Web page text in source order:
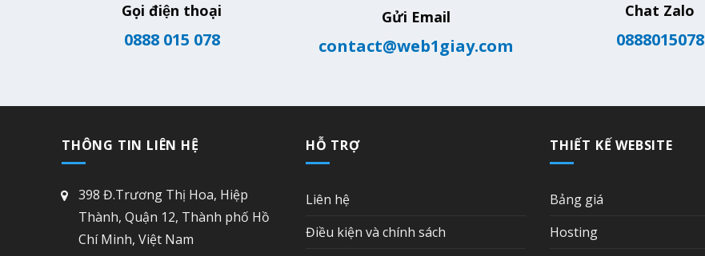
Gọi điện thoại
0888 015 078
Gửi Email
contact@web1giay.com
Chat Zalo
0888015078
THÔNG TIN LIÊN HỆ
398 Đ.Trương Thị Hoa, Hiệp
Thành, Quận 12, Thành phố Hồ
Chí Minh, Việt Nam
HỖ TRỢ
Liên hệ
Điều kiện và chính sách
THIẾT KẾ WEBSITE
Bảng giá
Hosting